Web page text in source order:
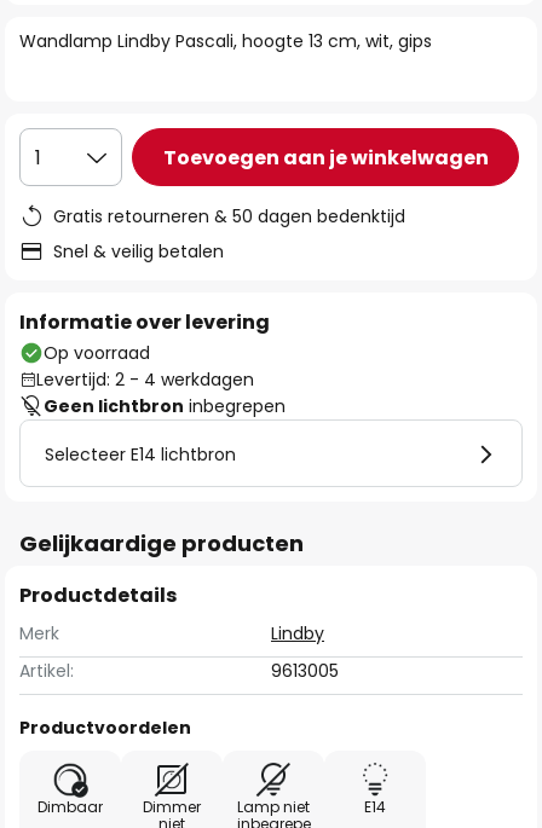
de
Wandlamp Lindby Pascali, hoogte 13 cm, wit, gips
1 Toevoegen aan je winkelwagen
Gratis retourneren & 50 dagen bedenktijd
Snel & veilig betalen
Informatie over levering
Op voorraad
Levertijd: 2 - 4 werkdagen
Geen lichtbron inbegrepen
Selecteer E14 lichtbron
Gelijkaardige producten
Productdetails
Merk
Lindby
Artikel:
9613005
Productvoordelen
Dimbaar
Dimmer
niet
Lamp niet
inbegrepe
E14